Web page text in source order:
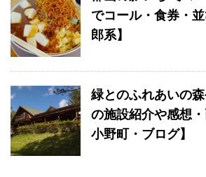
でコール・食券・
郎系】
緑とのふれあいの
の施設紹介や感想
小野町・ブログ】